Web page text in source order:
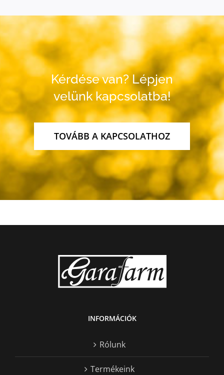
Kérdése van? Lépjen
velünk kapcsolatba!
TOVÁBB A KAPCSOLATHOZ
INFORMÁCIÓK
Rólunk
Termékeink